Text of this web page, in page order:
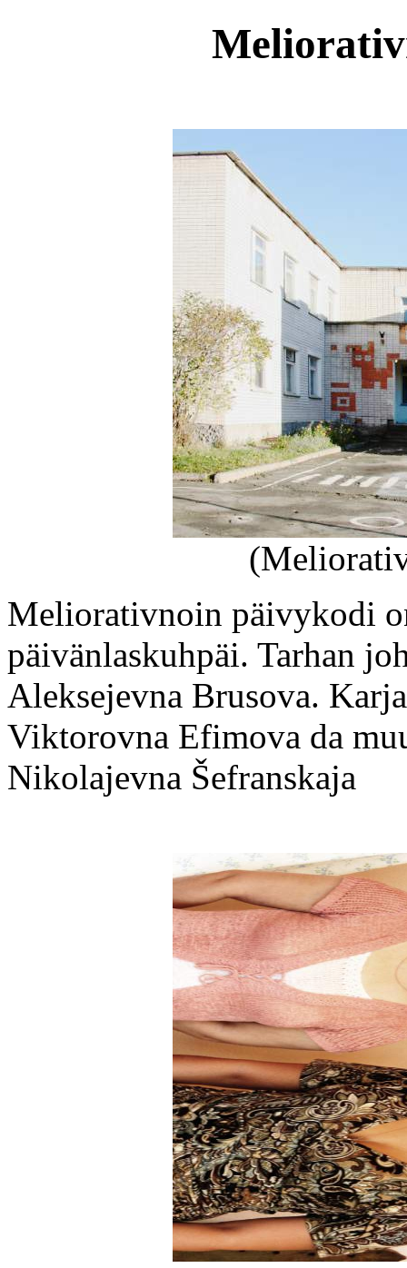
Meliorativnoin päivykodi
päivänlaskuhpäi. Tarhan
Aleksejevna Brusova.
Viktorovna Efimova da
Nikolajevna Šefranskaja